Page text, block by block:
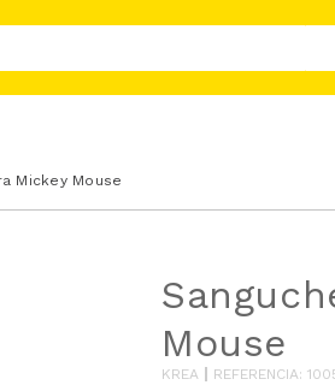
Mickey Mouse
Mouse
KREA REFERENCIA: